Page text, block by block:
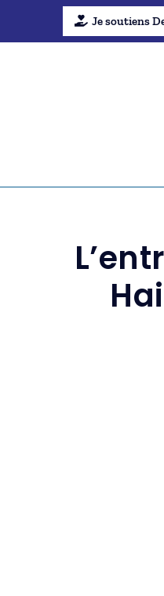
Je soutiens